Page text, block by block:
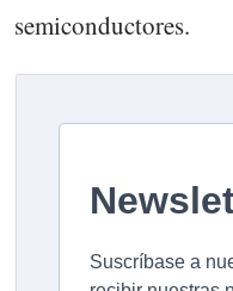
semiconductores.